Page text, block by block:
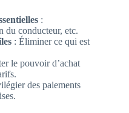
:
du conducteur, etc.
: Éliminer ce qui est
le pouvoir d’achat
des paiements